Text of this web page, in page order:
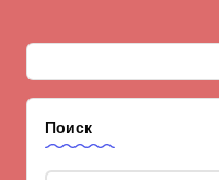
Поиск